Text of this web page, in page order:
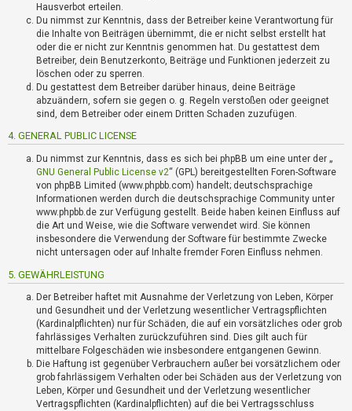
A
Q
Hausverbot erteilen.
Du nimmst zur Kenntnis, dass der Betreiber keine Verantwortung für
die Inhalte von Beiträgen übernimmt, die er nicht selbst erstellt hat
oder die er nicht zur Kenntnis genommen hat. Du gestattest dem
Betreiber, dein Benutzerkonto, Beiträge und Funktionen jederzeit zu
löschen oder zu sperren.
Du gestattest dem Betreiber darüber hinaus, deine Beiträge
abzuändern, sofern sie gegen o. g. Regeln verstoßen oder geeignet
sind, dem Betreiber oder einem Dritten Schaden zuzufügen.
4. GENERAL PUBLIC LICENSE
Du nimmst zur Kenntnis, dass es sich bei phpBB um eine unter der „
GNU General Public License v2“ (GPL) bereitgestellten Foren-Software
von phpBB Limited (www.phpbb.com) handelt; deutschsprachige
Informationen werden durch die deutschsprachige Community unter
www.phpbb.de zur Verfügung gestellt. Beide haben keinen Einfluss auf
die Art und Weise, wie die Software verwendet wird. Sie können
insbesondere die Verwendung der Software für bestimmte Zwecke
nicht untersagen oder auf Inhalte fremder Foren Einfluss nehmen.
5. GEWÄHRLEISTUNG
Der Betreiber haftet mit Ausnahme der Verletzung von Leben, Körper
und Gesundheit und der Verletzung wesentlicher Vertragspflichten
(Kardinalpflichten) nur für Schäden, die auf ein vorsätzliches oder grob
fahrlässiges Verhalten zurückzuführen sind. Dies gilt auch für
mittelbare Folgeschäden wie insbesondere entgangenen Gewinn.
Die Haftung ist gegenüber Verbrauchern außer bei vorsätzlichem oder
grob fahrlässigem Verhalten oder bei Schäden aus der Verletzung von
Leben, Körper und Gesundheit und der Verletzung wesentlicher
Vertragspflichten (Kardinalpflichten) auf die bei Vertragsschluss